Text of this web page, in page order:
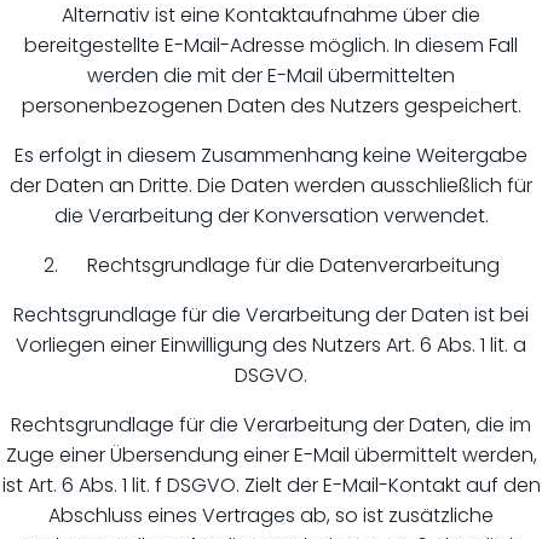
Alternativ ist eine Kontaktaufnahme über die
bereitgestellte E-Mail-Adresse möglich. In diesem Fall
werden die mit der E-Mail übermittelten
personenbezogenen Daten des Nutzers gespeichert.
Es erfolgt in diesem Zusammenhang keine Weitergabe
der Daten an Dritte. Die Daten werden ausschließlich für
die Verarbeitung der Konversation verwendet.
2. Rechtsgrundlage für die Datenverarbeitung
Rechtsgrundlage für die Verarbeitung der Daten ist bei
Vorliegen einer Einwilligung des Nutzers Art. 6 Abs. 1 lit. a
DSGVO.
Rechtsgrundlage für die Verarbeitung der Daten, die im
Zuge einer Übersendung einer E-Mail übermittelt werden,
ist Art. 6 Abs. 1 lit. f DSGVO. Zielt der E-Mail-Kontakt auf den
Abschluss eines Vertrages ab, so ist zusätzliche